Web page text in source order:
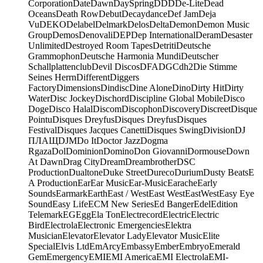
CorporationDateDawnDaySpringDDDDe-LiteDead
OceansDeath RowDebutDecaydanceDef JamDeja
VuDEKODelabelDelmarkDelosDeltaDemonDemon Music
GroupDemosDenovaliDEPDep InternationalDeramDesaster
UnlimitedDestroyed Room TapesDetritiDeutsche
GrammophonDeutsche Harmonia MundiDeutscher
SchallplattenclubDevil DiscosDFADGCdh2Die Stimme
Seines HerrnDifferentDiggers
FactoryDimensionsDindiscDine AloneDinoDirty HitDirty
WaterDisc JockeyDischordDiscipline Global MobileDisco
DogeDisco HalalDiscomDiscophonDiscoveryDiscreetDisque
PointuDisques DreyfusDisques DreyfusDisques
FestivalDisques Jacques CanettiDisques SwingDivisionDJ
ПЛАЩDJMDo ItDoctor JazzDogma
RgazaDolDominionDominoDon GiovanniDormouseDown
At DawnDrag CityDreamDreambrotherDSC
ProductionDualtoneDuke StreetDurecoDuriumDusty BeatsE
A ProductionEarEar MusicEar-MusicEaracheEarly
SoundsEarmarkEarthEast / WestEast WestEastWestEasy Eye
SoundEasy LifeECM New SeriesEd BangerEdelEdition
TelemarkEGEggEla TonElectrecordElectricElectric
BirdElectrolaElectronic EmergenciesElektra
MusicianElevatorElevator LadyElevator MusicElite
SpecialElvis LtdEmArcyEmbassyEmberEmbryoEmerald
GemEmergencyEMIEMI AmericaEMI ElectrolaEMI-